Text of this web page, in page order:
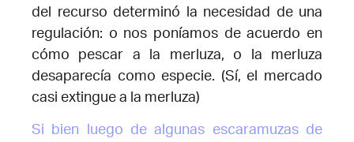
del recurso determinó la necesidad de una
regulación: o nos poníamos de acuerdo en
cómo pescar a la merluza, o la merluza
desaparecía como especie. (Sí, el mercado
casi extingue a la merluza)
Si bien luego de algunas escaramuzas de